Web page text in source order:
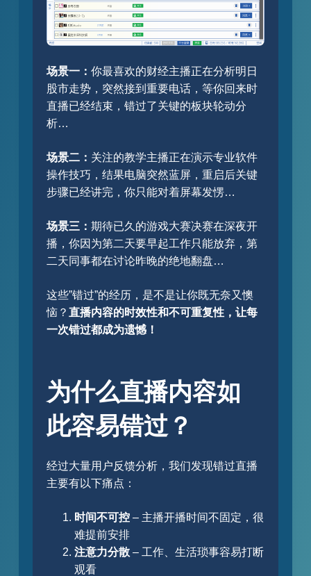
场景一： 你最喜欢的财经主播正在分析明日
股市走势，突然接到重要电话，等你回来时
直播已经结束，错过了关键的板块轮动分
析…
场景二： 关注的教学主播正在演示专业软件
操作技巧，结果电脑突然蓝屏，重启后关键
步骤已经讲完，你只能对着屏幕发愣…
场景三： 期待已久的游戏大赛决赛在深夜开
播，你因为第二天要早起工作只能放弃，第
二天同事都在讨论昨晚的绝地翻盘…
这些”错过”的经历，是不是让你既无奈又懊
恼？ 直播内容的时效性和不可重复性，让每
一次错过都成为遗憾！
为什么直播内容如
此容易错过？
经过大量用户反馈分析，我们发现错过直播
主要有以下痛点：
时间不可控– 主播开播时间不固定，很
难提前安排
注意力分散– 工作、生活琐事容易打断
观看